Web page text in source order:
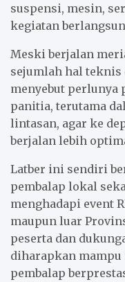
suspensi, mesin,
kegiatan
Meski berjalan
sejumlah hal
menyebut
panitia, terutama
lintasan, agar ke
berjalan lebih
Latber ini sendiri
pembalap lokal
menghadapi event
maupun luar
peserta dan
diharapkan
pembalap